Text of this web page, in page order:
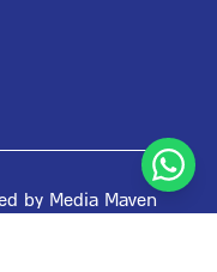
by Media Maven